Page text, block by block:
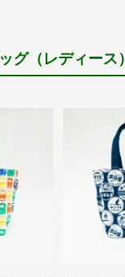
グ（レディース）